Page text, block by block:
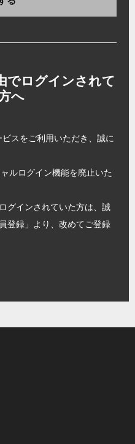
でログインされて
へ
スをご利用いただき、誠に
ルログイン機能を廃止いた
グインされていた方は、誠
登録」より、改めてご登録